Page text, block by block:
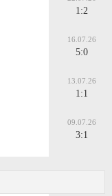
1:2
16.07.26
5:0
13.07.26
1:1
09.07.26
3:1